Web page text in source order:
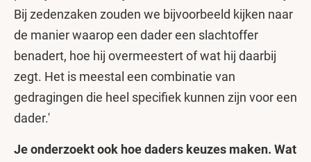
Bij zedenzaken zouden we bijvoorbeeld kijken naar
de manier waarop een dader een slachtoffer
benadert, hoe hij overmeestert of wat hij daarbij
zegt. Het is meestal een combinatie van
gedragingen die heel specifiek kunnen zijn voor een
dader.'
Je onderzoekt ook hoe daders keuzes maken. Wat